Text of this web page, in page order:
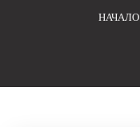
НАЧАЛО